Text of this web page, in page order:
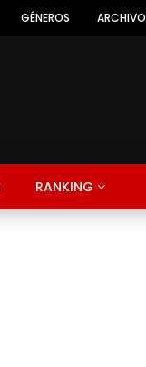
GÉNEROS ARCHIVO
RANKING